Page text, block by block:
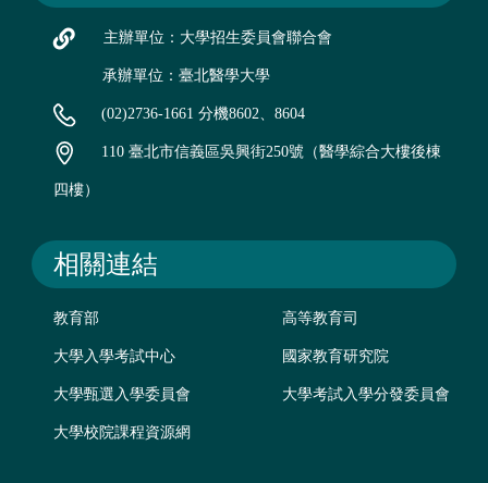
主辦單位：大學招生委員會聯合會
承辦單位：臺北醫學大學
(02)2736-1661 分機8602、8604
110 臺北市信義區吳興街250號（醫學綜合大樓後棟
四樓）
相關連結
教育部 高等教育司
大學入學考試中心 國家教育研究院
大學甄選入學委員會 大學考試入學分發委員會
大學校院課程資源網